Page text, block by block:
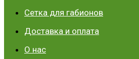
Сетка для габионов
Доставка и оплата
О нас